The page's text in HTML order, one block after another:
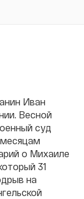
Иван
Весной
суд
о Михаиле
31
на